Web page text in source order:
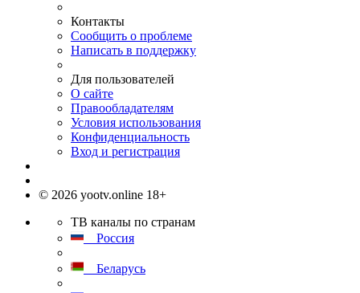
Контакты
Сообщить о проблеме
Написать в поддержку
Для пользователей
О сайте
Правообладателям
Условия использования
Конфиденциальность
Вход и регистрация
© 2026 yootv.online 18+
ТВ каналы по странам
Россия
Беларусь